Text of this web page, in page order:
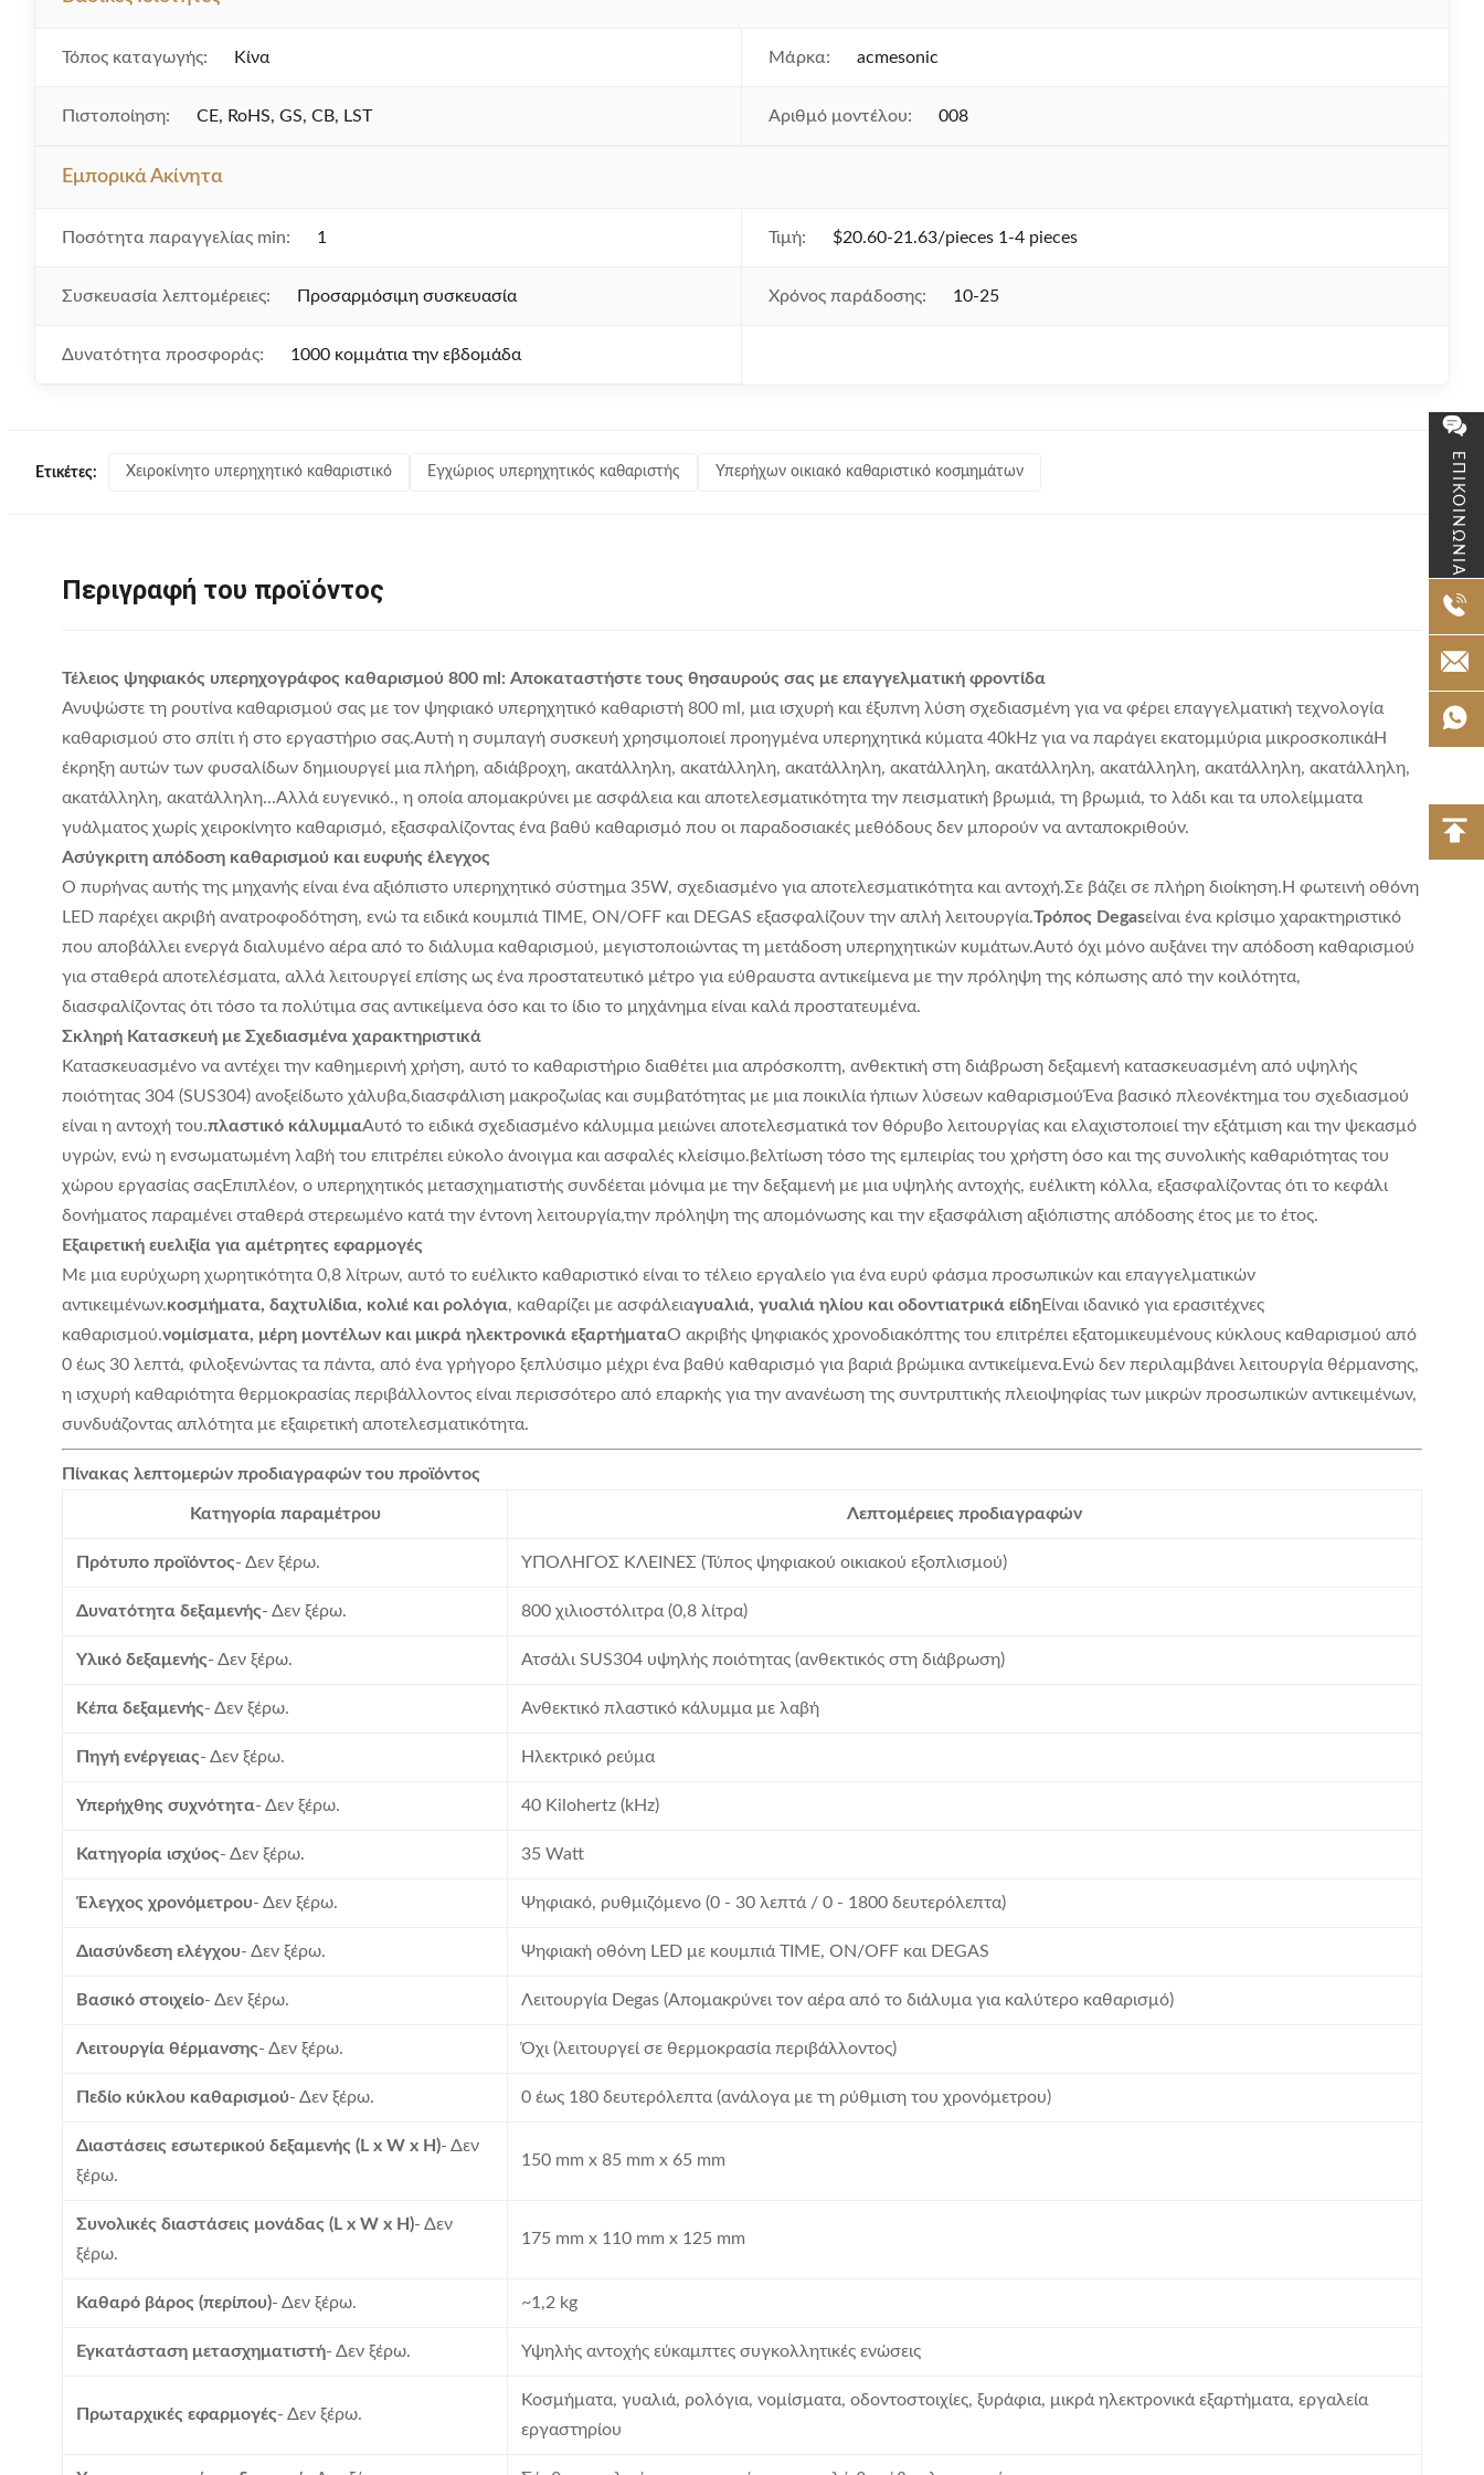
ΕΠΙΚΟΙΝΩΝΙΑ
Τόπος καταγωγής: Κίνα Μάρκα: acmesonic
Πιστοποίηση: CE, RoHS, GS, CB, LST Αριθμό μοντέλου: 008
Εμπορικά Ακίνητα
Ποσότητα παραγγελίας min: 1 Τιμή: $20.60-21.63/pieces 1-4 pieces
Συσκευασία λεπτομέρειες: Προσαρμόσιμη συσκευασία Χρόνος παράδοσης: 10-25
Δυνατότητα προσφοράς: 1000 κομμάτια την εβδομάδα
Ετικέτες: Χειροκίνητο υπερηχητικό καθαριστικό Εγχώριος υπερηχητικός καθαριστής Υπερήχων οικιακό καθαριστικό κοσμημάτων
Περιγραφή του προϊόντος
Τέλειος ψηφιακός υπερηχογράφος καθαρισμού 800 ml: Αποκαταστήστε τους θησαυρούς σας με επαγγελματική φροντίδα
Ανυψώστε τη ρουτίνα καθαρισμού σας με τον ψηφιακό υπερηχητικό καθαριστή 800 ml, μια ισχυρή και έξυπνη λύση σχεδιασμένη για να φέρει επαγγελματική τεχνολογία
καθαρισμού στο σπίτι ή στο εργαστήριο σας.Αυτή η συμπαγή συσκευή χρησιμοποιεί προηγμένα υπερηχητικά κύματα 40kHz για να παράγει εκατομμύρια μικροσκοπικάΗ
έκρηξη αυτών των φυσαλίδων δημιουργεί μια πλήρη, αδιάβροχη, ακατάλληλη, ακατάλληλη, ακατάλληλη, ακατάλληλη, ακατάλληλη, ακατάλληλη, ακατάλληλη, ακατάλληλη,
ακατάλληλη, ακατάλληλη...Αλλά ευγενικό., η οποία απομακρύνει με ασφάλεια και αποτελεσματικότητα την πεισματική βρωμιά, τη βρωμιά, το λάδι και τα υπολείμματα
γυάλματος χωρίς χειροκίνητο καθαρισμό, εξασφαλίζοντας ένα βαθύ καθαρισμό που οι παραδοσιακές μεθόδους δεν μπορούν να ανταποκριθούν.
Ασύγκριτη απόδοση καθαρισμού και ευφυής έλεγχος
Ο πυρήνας αυτής της μηχανής είναι ένα αξιόπιστο υπερηχητικό σύστημα 35W, σχεδιασμένο για αποτελεσματικότητα και αντοχή.Σε βάζει σε πλήρη διοίκηση.Η φωτεινή οθόνη
LED παρέχει ακριβή ανατροφοδότηση, ενώ τα ειδικά κουμπιά TIME, ON/OFF και DEGAS εξασφαλίζουν την απλή λειτουργία.Τρόπος Degasείναι ένα κρίσιμο χαρακτηριστικό
που αποβάλλει ενεργά διαλυμένο αέρα από το διάλυμα καθαρισμού, μεγιστοποιώντας τη μετάδοση υπερηχητικών κυμάτων.Αυτό όχι μόνο αυξάνει την απόδοση καθαρισμού
για σταθερά αποτελέσματα, αλλά λειτουργεί επίσης ως ένα προστατευτικό μέτρο για εύθραυστα αντικείμενα με την πρόληψη της κόπωσης από την κοιλότητα,
διασφαλίζοντας ότι τόσο τα πολύτιμα σας αντικείμενα όσο και το ίδιο το μηχάνημα είναι καλά προστατευμένα.
Σκληρή Κατασκευή με Σχεδιασμένα χαρακτηριστικά
Κατασκευασμένο να αντέχει την καθημερινή χρήση, αυτό το καθαριστήριο διαθέτει μια απρόσκοπτη, ανθεκτική στη διάβρωση δεξαμενή κατασκευασμένη από υψηλής
ποιότητας 304 (SUS304) ανοξείδωτο χάλυβα,διασφάλιση μακροζωίας και συμβατότητας με μια ποικιλία ήπιων λύσεων καθαρισμούΈνα βασικό πλεονέκτημα του σχεδιασμού
είναι η αντοχή του.πλαστικό κάλυμμαΑυτό το ειδικά σχεδιασμένο κάλυμμα μειώνει αποτελεσματικά τον θόρυβο λειτουργίας και ελαχιστοποιεί την εξάτμιση και την ψεκασμό
υγρών, ενώ η ενσωματωμένη λαβή του επιτρέπει εύκολο άνοιγμα και ασφαλές κλείσιμο.βελτίωση τόσο της εμπειρίας του χρήστη όσο και της συνολικής καθαριότητας του
χώρου εργασίας σαςΕπιπλέον, ο υπερηχητικός μετασχηματιστής συνδέεται μόνιμα με την δεξαμενή με μια υψηλής αντοχής, ευέλικτη κόλλα, εξασφαλίζοντας ότι το κεφάλι
δονήματος παραμένει σταθερά στερεωμένο κατά την έντονη λειτουργία,την πρόληψη της απομόνωσης και την εξασφάλιση αξιόπιστης απόδοσης έτος με το έτος.
Εξαιρετική ευελιξία για αμέτρητες εφαρμογές
Με μια ευρύχωρη χωρητικότητα 0,8 λίτρων, αυτό το ευέλικτο καθαριστικό είναι το τέλειο εργαλείο για ένα ευρύ φάσμα προσωπικών και επαγγελματικών
αντικειμένων.κοσμήματα, δαχτυλίδια, κολιέ και ρολόγια, καθαρίζει με ασφάλειαγυαλιά, γυαλιά ηλίου και οδοντιατρικά είδηΕίναι ιδανικό για ερασιτέχνες
καθαρισμού.νομίσματα, μέρη μοντέλων και μικρά ηλεκτρονικά εξαρτήματαΟ ακριβής ψηφιακός χρονοδιακόπτης του επιτρέπει εξατομικευμένους κύκλους καθαρισμού από
0 έως 30 λεπτά, φιλοξενώντας τα πάντα, από ένα γρήγορο ξεπλύσιμο μέχρι ένα βαθύ καθαρισμό για βαριά βρώμικα αντικείμενα.Ενώ δεν περιλαμβάνει λειτουργία θέρμανσης,
η ισχυρή καθαριότητα θερμοκρασίας περιβάλλοντος είναι περισσότερο από επαρκής για την ανανέωση της συντριπτικής πλειοψηφίας των μικρών προσωπικών αντικειμένων,
συνδυάζοντας απλότητα με εξαιρετική αποτελεσματικότητα.
Πίνακας λεπτομερών προδιαγραφών του προϊόντος
Κατηγορία παραμέτρου Λεπτομέρειες προδιαγραφών
Πρότυπο προϊόντος- Δεν ξέρω. ΥΠΟΛΗΓΟΣ ΚΛΕΙΝΕΣ (Τύπος ψηφιακού οικιακού εξοπλισμού)
Δυνατότητα δεξαμενής- Δεν ξέρω. 800 χιλιοστόλιτρα (0,8 λίτρα)
Υλικό δεξαμενής- Δεν ξέρω. Ατσάλι SUS304 υψηλής ποιότητας (ανθεκτικός στη διάβρωση)
Κέπα δεξαμενής- Δεν ξέρω. Ανθεκτικό πλαστικό κάλυμμα με λαβή
Πηγή ενέργειας- Δεν ξέρω. Ηλεκτρικό ρεύμα
Υπερήχθης συχνότητα- Δεν ξέρω. 40 Kilohertz (kHz)
Κατηγορία ισχύος- Δεν ξέρω. 35 Watt
Έλεγχος χρονόμετρου- Δεν ξέρω. Ψηφιακό, ρυθμιζόμενο (0 - 30 λεπτά / 0 - 1800 δευτερόλεπτα)
Διασύνδεση ελέγχου- Δεν ξέρω. Ψηφιακή οθόνη LED με κουμπιά TIME, ON/OFF και DEGAS
Βασικό στοιχείο- Δεν ξέρω. Λειτουργία Degas (Απομακρύνει τον αέρα από το διάλυμα για καλύτερο καθαρισμό)
Λειτουργία θέρμανσης- Δεν ξέρω. Όχι (λειτουργεί σε θερμοκρασία περιβάλλοντος)
Πεδίο κύκλου καθαρισμού- Δεν ξέρω. 0 έως 180 δευτερόλεπτα (ανάλογα με τη ρύθμιση του χρονόμετρου)
Διαστάσεις εσωτερικού δεξαμενής (L x W x H)- Δεν
ξέρω.
150 mm x 85 mm x 65 mm
Συνολικές διαστάσεις μονάδας (L x W x H)- Δεν
ξέρω.
175 mm x 110 mm x 125 mm
Καθαρό βάρος (περίπου)- Δεν ξέρω. ~1,2 kg
Εγκατάσταση μετασχηματιστή- Δεν ξέρω. Υψηλής αντοχής εύκαμπτες συγκολλητικές ενώσεις
Πρωταρχικές εφαρμογές- Δεν ξέρω.
Κοσμήματα, γυαλιά, ρολόγια, νομίσματα, οδοντοστοιχίες, ξυράφια, μικρά ηλεκτρονικά εξαρτήματα, εργαλεία
εργαστηρίου